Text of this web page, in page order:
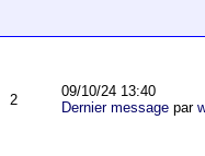
2
09/10/24 13:40
Dernier messagepar